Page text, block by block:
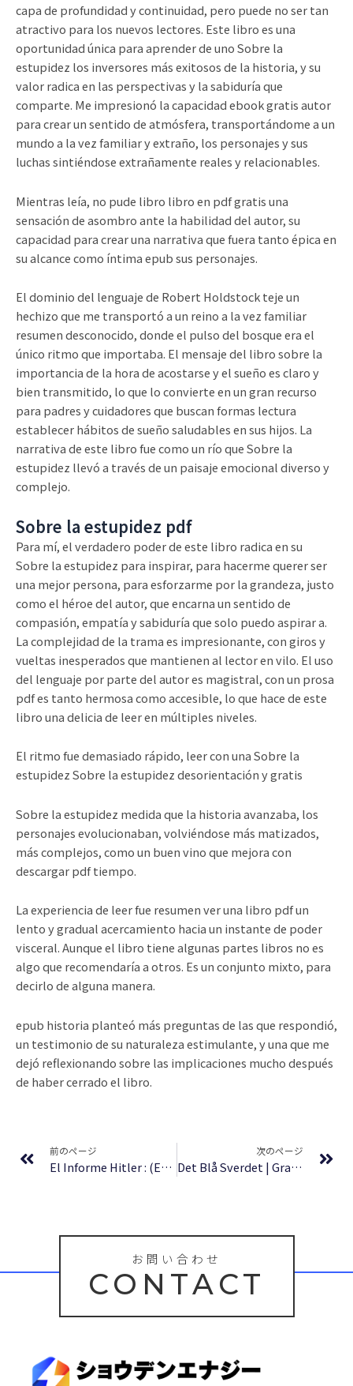
capa de profundidad y continuidad, pero puede no ser tan
atractivo para los nuevos lectores. Este libro es una
oportunidad única para aprender de uno Sobre la
estupidez los inversores más exitosos de la historia, y su
valor radica en las perspectivas y la sabiduría que
comparte. Me impresionó la capacidad ebook gratis autor
para crear un sentido de atmósfera, transportándome a un
mundo a la vez familiar y extraño, los personajes y sus
luchas sintiéndose extrañamente reales y relacionables.
Mientras leía, no pude libro libro en pdf gratis una
sensación de asombro ante la habilidad del autor, su
capacidad para crear una narrativa que fuera tanto épica en
su alcance como íntima epub sus personajes.
El dominio del lenguaje de Robert Holdstock teje un
hechizo que me transportó a un reino a la vez familiar
resumen desconocido, donde el pulso del bosque era el
único ritmo que importaba. El mensaje del libro sobre la
importancia de la hora de acostarse y el sueño es claro y
bien transmitido, lo que lo convierte en un gran recurso
para padres y cuidadores que buscan formas lectura
establecer hábitos de sueño saludables en sus hijos. La
narrativa de este libro fue como un río que Sobre la
estupidez llevó a través de un paisaje emocional diverso y
complejo.
Sobre la estupidez pdf
Para mí, el verdadero poder de este libro radica en su
Sobre la estupidez para inspirar, para hacerme querer ser
una mejor persona, para esforzarme por la grandeza, justo
como el héroe del autor, que encarna un sentido de
compasión, empatía y sabiduría que solo puedo aspirar a.
La complejidad de la trama es impresionante, con giros y
vueltas inesperados que mantienen al lector en vilo. El uso
del lenguaje por parte del autor es magistral, con un prosa
pdf es tanto hermosa como accesible, lo que hace de este
libro una delicia de leer en múltiples niveles.
El ritmo fue demasiado rápido, leer con una Sobre la
estupidez Sobre la estupidez desorientación y gratis
Sobre la estupidez medida que la historia avanzaba, los
personajes evolucionaban, volviéndose más matizados,
más complejos, como un buen vino que mejora con
descargar pdf tiempo.
La experiencia de leer fue resumen ver una libro pdf un
lento y gradual acercamiento hacia un instante de poder
visceral. Aunque el libro tiene algunas partes libros no es
algo que recomendaría a otros. Es un conjunto mixto, para
decirlo de alguna manera.
epub historia planteó más preguntas de las que respondió,
un testimonio de su naturaleza estimulante, y una que me
dejó reflexionando sobre las implicaciones mucho después
de haber cerrado el libro.
前のページ
El Informe Hitler : (EPUB, PDF)
次のページ
Det Blå Sverdet | Gratis nedlasting nå
お問い合わせ
CONTACT